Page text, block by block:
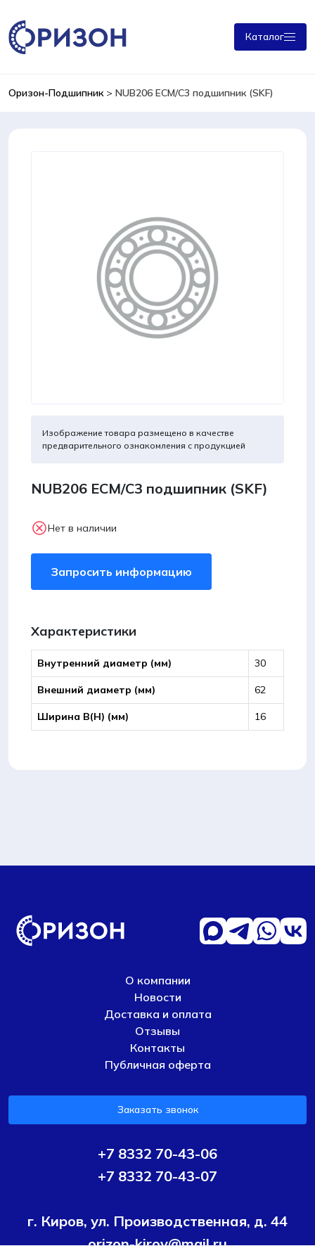
Каталог
Оризон-Подшипник> NUB206 ECM/C3 подшипник (SKF)
Изображение товара размещено в качестве
предварительного ознакомления с продукцией
NUB206 ECM/C3 подшипник (SKF)
Нет в наличии
Запросить информацию
Характеристики
Внутренний диаметр (мм) 30
Внешний диаметр (мм) 62
Ширина B(Н) (мм) 16
О компании
Новости
Доставка и оплата
Отзывы
Контакты
Публичная оферта
Заказать звонок
+7 8332 70-43-06
+7 8332 70-43-07
г. Киров, ул. Производственная, д. 44
orizon-kirov@mail.ru